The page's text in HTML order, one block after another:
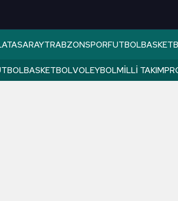
TRABZONSPORFUTBOL
BASKETBOLVOLEYBOLMILLI TAKIM